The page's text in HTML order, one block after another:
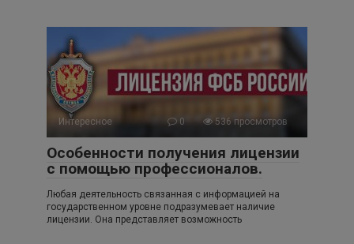
Интересное 0 536 просмотров
Особенности получения лицензии
с помощью профессионалов.
Любая деятельность связанная с информацией на
государственном уровне подразумевает наличие
лицензии. Она представляет возможность